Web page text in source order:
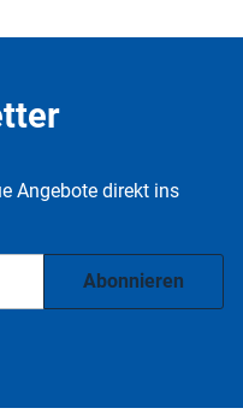
Angebote direkt ins
Abonnieren